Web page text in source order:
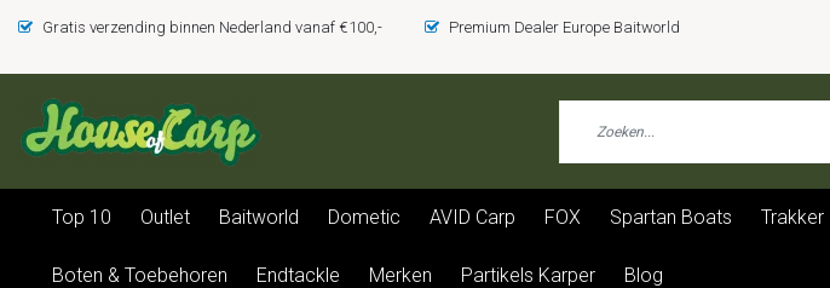
Gratis verzending binnen Nederland vanaf €100,- Premium Dealer Europe Baitworld
Top 10 Outlet Baitworld Dometic AVID Carp FOX Spartan Boats Trakker
Boten & Toebehoren Endtackle Merken Partikels Karper Blog